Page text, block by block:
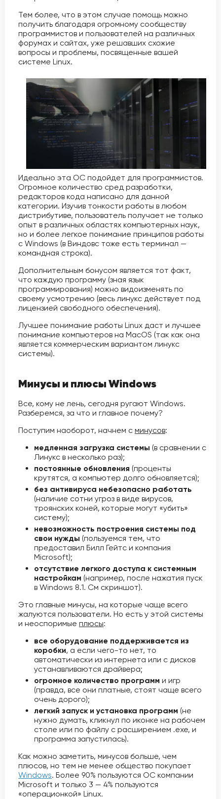
Тем более, что в этом случае помощь можно
получить благодаря огромному сообществу
программистов и пользователей на различных
форумах и сайтах, уже решавших схожие
вопросы и проблемы, посвященные вашей
системе Linux.
Идеально эта ОС подойдет для программистов.
Огромное количество сред разработки,
редакторов кода написано для данной
категории. Изучив тонкости работы в любом
дистрибутиве, пользователь получает не только
опыт в различных областях компьютерных наук,
но и более легкое понимание принципов работы
с Windows (в Виндовс тоже есть терминал —
командная строка).
Дополнительным бонусом является тот факт,
что каждую программу (зная язык
программирования) можно видоизменять по
своему усмотрению (весь линукс действует под
лицензией свободного обеспечения).
Лучшее понимание работы Linux даст и лучшее
понимание компьютеров на MacOS (так как она
является коммерческим вариантом линукс
системы).
Минусы и плюсы Windows
Все, кому не лень, сегодня ругают Windows.
Разберемся, за что и главное почему?
Поступим наоборот, начнем с минусов:
медленная загрузка системы (в сравнении с
Линукс в несколько раз);
постоянные обновления (проценты
крутятся, а компьютер долго обновляется);
без антивируса небезопасно работать
(наличие сотни угроз в виде вирусов,
троянских коней, которые могут «убить»
систему);
невозможность построения системы под
свои нужды (пользуемся тем, что
предоставил Билл Гейтс и компания
Microsoft);
отсутствие легкого доступа к системным
настройкам (например, после нажатия пуск
в Windows 8.1. См скриншот).
Это главные минусы, на которые чаще всего
жалуются пользователи. Но есть у этой системы
и неоспоримые плюсы:
все оборудование поддерживается из
коробки, а если чего-то нет, то
автоматически из интернета или с дисков
устанавливаются драйвера;
огромное количество программ и игр
(правда, все они платные, стоят чаще всего
очень дорого);
легкий запуск и установка программ (не
нужно думать, кликнул по иконке на рабочем
столе или по файлу с расширением .exe, и
программа запустилась).
Как можно заметить, минусов больше, чем
плюсов, но тем не менее общество покупает
Windows. Более 90% пользуются ОС компании
Microsoft и только 3 — 4% пользуются
«операционкой» Linux.